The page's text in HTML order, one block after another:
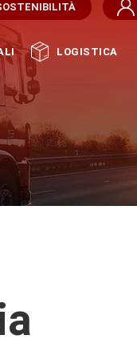
LOGISTICA